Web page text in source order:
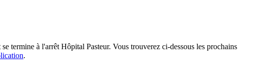
termine à l'arrêt Hôpital Pasteur. Vous trouverez ci-dessous les prochains
.